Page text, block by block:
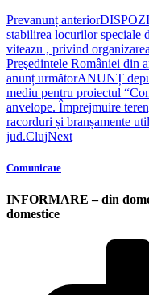
Prevanunț anterior
stabilirea locurilor speciale
viteazu , privind
Preşedintele României din
anunț următorANUNȚ
mediu pentru proiectul
anvelope. Împrejmuire
racorduri și branșamente
jud.ClujNext
Comunicate
INFORMARE – din
domestice